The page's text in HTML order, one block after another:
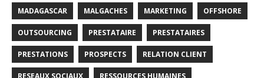
MADAGASCAR MALGACHES MARKETING OFFSHORE
OUTSOURCING PRESTATAIRE PRESTATAIRES
PRESTATIONS PROSPECTS RELATION CLIENT
RESEAUX SOCIAUX RESSOURCES HUMAINES